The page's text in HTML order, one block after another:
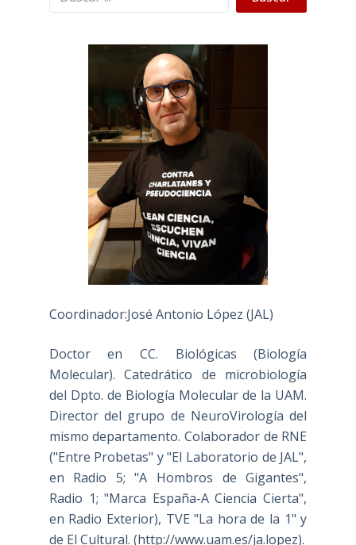
Coordinador:José Antonio López (JAL)
Doctor en CC. Biológicas (Biología
Molecular). Catedrático de microbiología
del Dpto. de Biología Molecular de la UAM.
Director del grupo de NeuroVirología del
mismo departamento. Colaborador de RNE
("Entre Probetas" y "El Laboratorio de JAL",
en Radio 5; "A Hombros de Gigantes",
Radio 1; "Marca España-A Ciencia Cierta",
en Radio Exterior), TVE "La hora de la 1" y
de El Cultural. (http://www.uam.es/ja.lopez).